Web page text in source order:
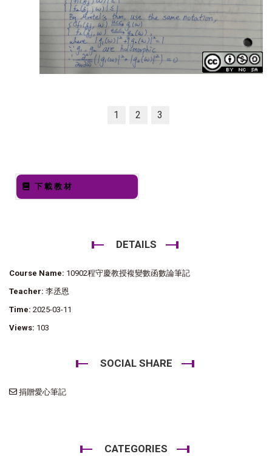
1 2 3
下載教材
DETAILS
Course Name: 10902程守慶教授複變數函數論筆記
Teacher: 李丞恩
Time: 2025-03-11
Views: 103
SOCIAL SHARE
捐贈愛心筆記
CATEGORIES